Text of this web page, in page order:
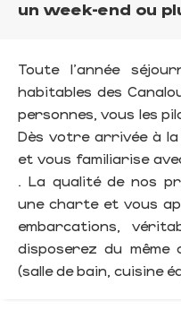
un week-end ou
Toute l'année
habitables des
personnes, vous les
Dès votre arrivée à la
et vous familiarise
. La qualité de nos
une charte et vous
embarcations,
disposerez du
(salle de bain, cuisine